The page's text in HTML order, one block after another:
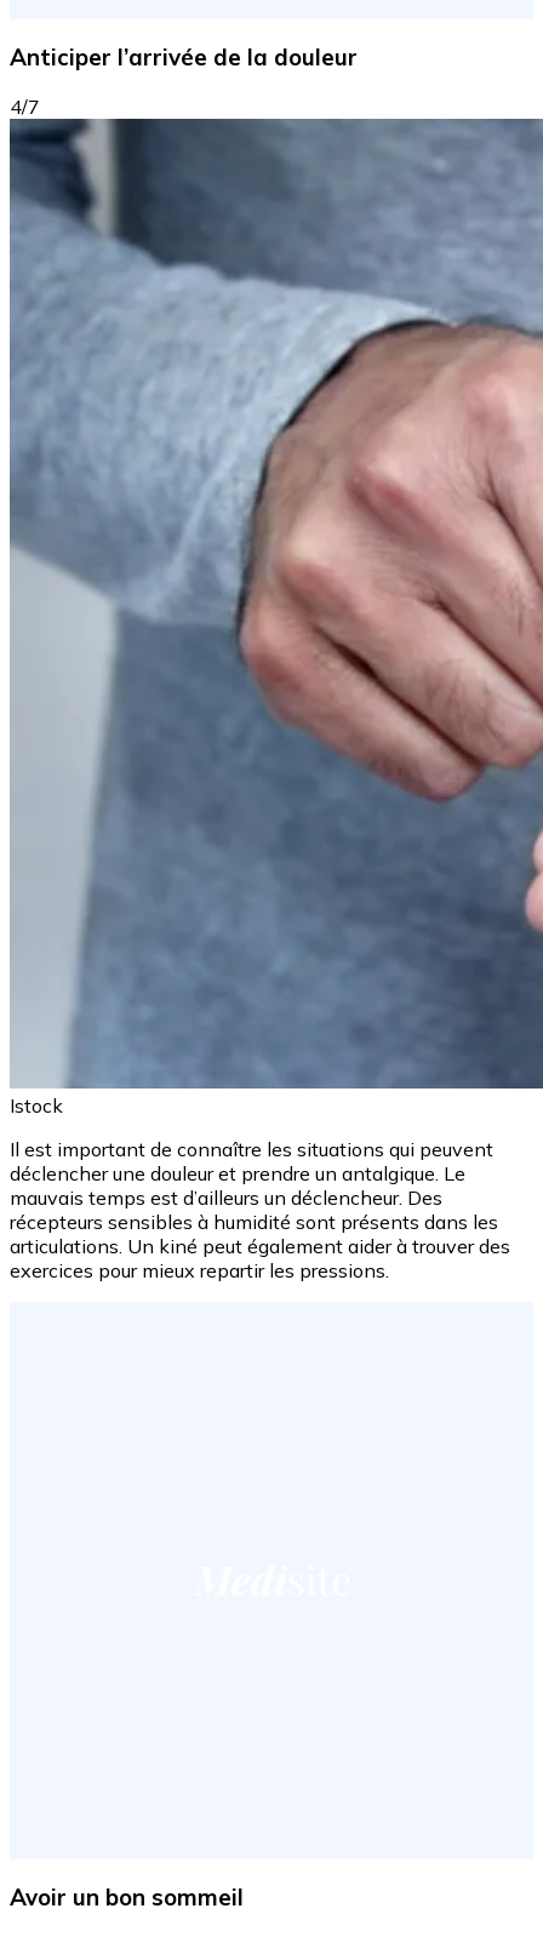
Anticiper l’arrivée de la douleur
4/7
Istock
Il est important de connaître les situations qui peuvent
déclencher une douleur et prendre un antalgique. Le
mauvais temps est d’ailleurs un déclencheur. Des
récepteurs sensibles à humidité sont présents dans les
articulations. Un kiné peut également aider à trouver des
exercices pour mieux repartir les pressions.
Avoir un bon sommeil